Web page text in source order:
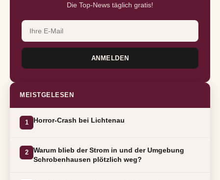
Die Top-News täglich gratis!
ANMELDEN
MEISTGELESEN
1 Horror-Crash bei Lichtenau
2
Warum blieb der Strom in und der Umgebung
Schrobenhausen plötzlich weg?